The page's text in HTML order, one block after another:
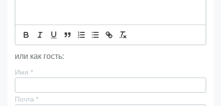
или как гость:
Имя *
Почта *